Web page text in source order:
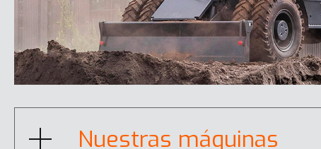
DX20Z-7
Nuestras máquinas